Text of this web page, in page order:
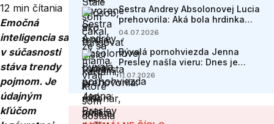
12 min čítania
Emočná
inteligencia sa
v súčasnosti
stáva trendy
pojmom. Je
údajným
kľúčom
Sestra Andrey Absolonovej Lucia
prehovorila: Aká bola hrdinka
filmu Jej telo v skutočnosti?
04.07.2026
Bývalá pornohviezda Jenna
Presley našla vieru: Dnes je
Brittni De La Mora manželkou
pastora
11.07.2026